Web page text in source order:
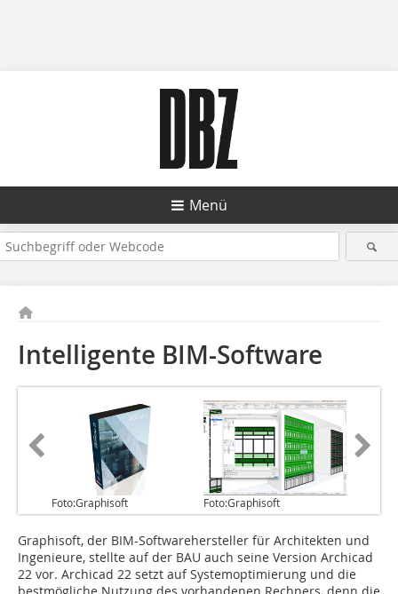
Menü
Intelligente BIM-Software
Foto:Graphisoft Foto:Graphisoft
Graphisoft, der BIM-Softwarehersteller für Architekten und
Ingenieure, stellte auf der BAU auch seine Version Archicad
22 vor. Archicad 22 setzt auf Systemoptimierung und die